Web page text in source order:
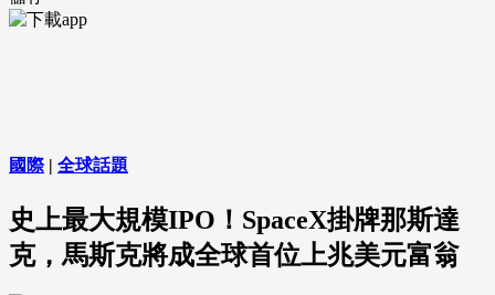
國際| 全球話題
史上最大規模IPO！SpaceX掛牌那斯達
克，馬斯克將成全球首位上兆美元富翁